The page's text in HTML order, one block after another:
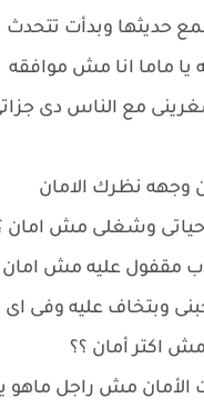
حديثها وبدأت
يا ماما انا مش موافقه
مع الناس دى
وجهه نظرك الامان
وشغلى مش امان
مقفول عليه مش امان
وبتخاف عليه وفى
اكتر أمان ؟؟
الأمان مش راجل ماهو